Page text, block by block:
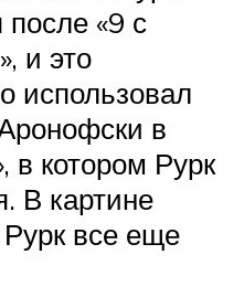
«9 с
и это
использовал
в
в котором Рурк
В картине
все еще